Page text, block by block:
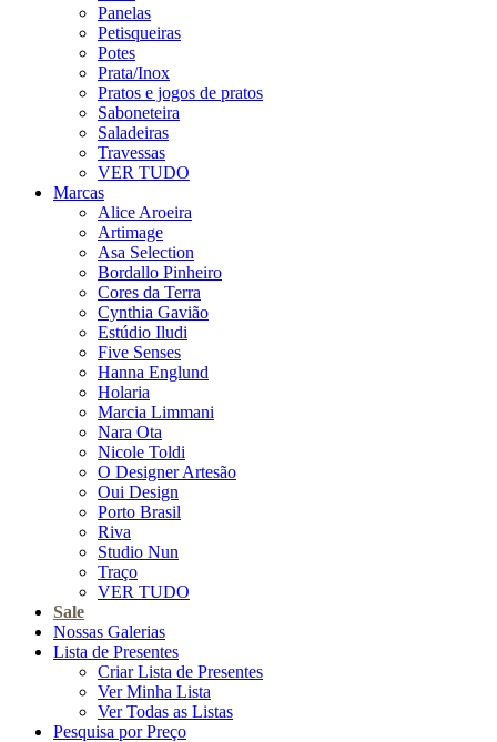
Panelas
Petisqueiras
Potes
Prata/Inox
Pratos e jogos de pratos
Saboneteira
Saladeiras
Travessas
VER TUDO
Marcas
Alice Aroeira
Artimage
Asa Selection
Bordallo Pinheiro
Cores da Terra
Cynthia Gavião
Estúdio Iludi
Five Senses
Hanna Englund
Holaria
Marcia Limmani
Nara Ota
Nicole Toldi
O Designer Artesão
Oui Design
Porto Brasil
Riva
Studio Nun
Traço
VER TUDO
Sale
Nossas Galerias
Lista de Presentes
Criar Lista de Presentes
Ver Minha Lista
Ver Todas as Listas
Pesquisa por Preço